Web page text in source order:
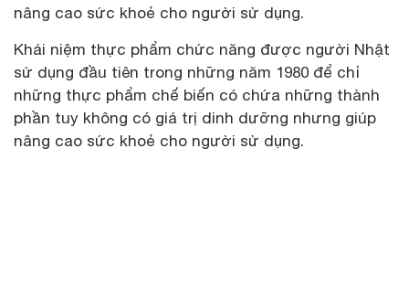
nâng cao sức khoẻ cho người sử dụng.
Khái niệm thực phẩm chức năng được người Nhật
sử dụng đầu tiên trong những năm 1980 để chỉ
những thực phẩm chế biến có chứa những thành
phần tuy không có giá trị dinh dưỡng nhưng giúp
nâng cao sức khoẻ cho người sử dụng.